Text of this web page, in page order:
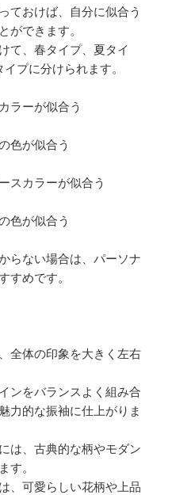
ておけば、自分に似合う
ができます。
て、春タイプ、夏タイ
プに分けられます。
ラーが似合う
色が似合う
スカラーが似合う
色が似合う
らない場合は、パーソナ
すめです。
全体の印象を大きく左右
ンをバランスよく組み合
力的な振袖に仕上がりま
は、古典的な柄やモダン
す。
、可愛らしい花柄や上品